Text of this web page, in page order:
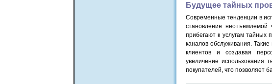
Будущее тайных
Современные тенденции в
становление неотъемлемой
прибегают к услугам тайных
каналов обслуживания.
клиентов и создавая
увеличение использования
покупателей, что позволяет